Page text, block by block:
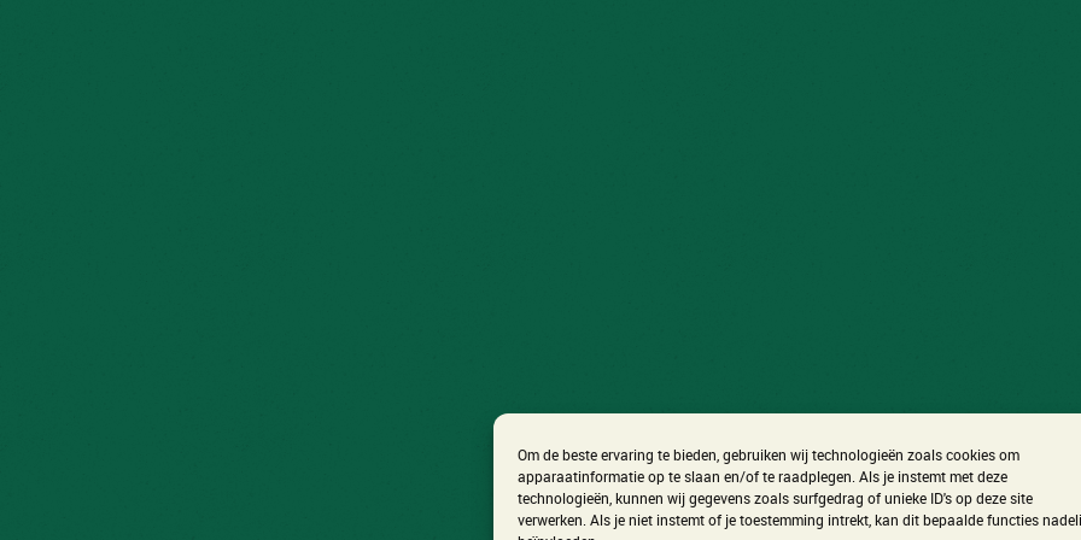
Om de beste ervaring te bieden, gebruiken wij technologieën zoals cookies om
apparaatinformatie op te slaan en/of te raadplegen. Als je instemt met deze
technologieën, kunnen wij gegevens zoals surfgedrag of unieke ID's op deze site
verwerken. Als je niet instemt of je toestemming intrekt, kan dit bepaalde functies